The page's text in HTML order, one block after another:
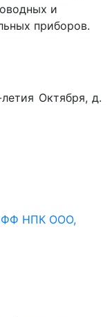
и
приборов.
Октября, д.
НПК ООО,